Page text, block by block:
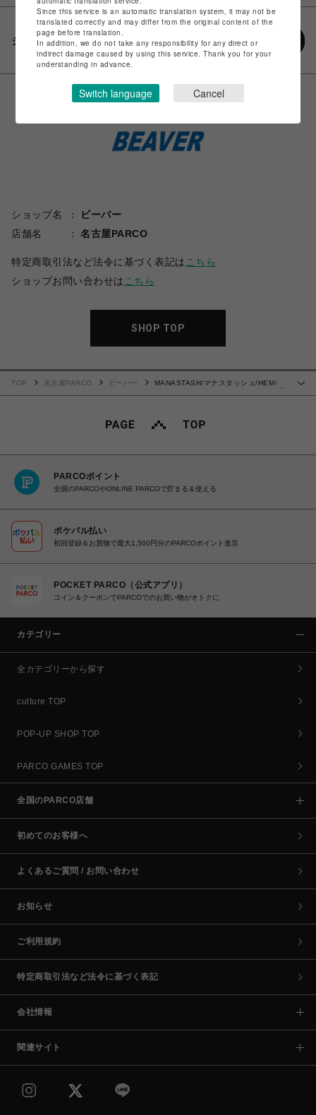
シェアする
ショップ名
ビーバー
店舗名
名古屋PARCO
特定商取引法など法令に基づく表記は こちら
ショップお問い合わせは こちら
SHOP TOP
…
TOP 名古屋PARCO ビーバー
MANASTASH/マナスタッシュ/HEMP
PARCOポイント
全国のPARCOやONLINE PARCOで貯まる＆使える
ポケパル払い
初回登録＆お買物で最大1,500円分のPARCOポイント進呈
POCKET PARCO（公式アプリ）
コイン＆クーポンでPARCOでのお買い物がオトクに
カテゴリー
全カテゴリーから探す
culture TOP
POP-UP SHOP TOP
PARCO GAMES TOP
全国のPARCO店舗
初めてのお客様へ
よくあるご質問 / お問い合わせ
お知らせ
ご利用規約
特定商取引法など法令に基づく表記
会社情報
関連サイト
Since this service is an automatic translation system, it may not be
translated correctly and may differ from the original content of the
page before translation.
In addition, we do not take any responsibility for any direct or
indirect damage caused by using this service. Thank you for your
understanding in advance.
Switch language Cancel